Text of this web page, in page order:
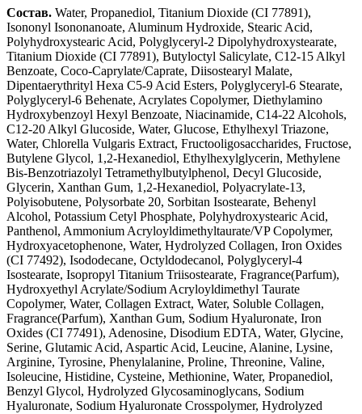
Состав. Water, Propanediol, Titanium Dioxide (CI 77891),
Isononyl Isononanoate, Aluminum Hydroxide, Stearic Acid,
Polyhydroxystearic Acid, Polyglyceryl-2 Dipolyhydroxystearate,
Titanium Dioxide (CI 77891), Butyloctyl Salicylate, C12-15 Alkyl
Benzoate, Coco-Caprylate/Caprate, Diisostearyl Malate,
Dipentaerythrityl Hexa C5-9 Acid Esters, Polyglyceryl-6 Stearate,
Polyglyceryl-6 Behenate, Acrylates Copolymer, Diethylamino
Hydroxybenzoyl Hexyl Benzoate, Niacinamide, C14-22 Alcohols,
C12-20 Alkyl Glucoside, Water, Glucose, Ethylhexyl Triazone,
Water, Chlorella Vulgaris Extract, Fructooligosaccharides, Fructose,
Butylene Glycol, 1,2-Hexanediol, Ethylhexylglycerin, Methylene
Bis-Benzotriazolyl Tetramethylbutylphenol, Decyl Glucoside,
Glycerin, Xanthan Gum, 1,2-Hexanediol, Polyacrylate-13,
Polyisobutene, Polysorbate 20, Sorbitan Isostearate, Behenyl
Alcohol, Potassium Cetyl Phosphate, Polyhydroxystearic Acid,
Panthenol, Ammonium Acryloyldimethyltaurate/VP Copolymer,
Hydroxyacetophenone, Water, Hydrolyzed Collagen, Iron Oxides
(CI 77492), Isododecane, Octyldodecanol, Polyglyceryl-4
Isostearate, Isopropyl Titanium Triisostearate, Fragrance(Parfum),
Hydroxyethyl Acrylate/Sodium Acryloyldimethyl Taurate
Copolymer, Water, Collagen Extract, Water, Soluble Collagen,
Fragrance(Parfum), Xanthan Gum, Sodium Hyaluronate, Iron
Oxides (CI 77491), Adenosine, Disodium EDTA, Water, Glycine,
Serine, Glutamic Acid, Aspartic Acid, Leucine, Alanine, Lysine,
Arginine, Tyrosine, Phenylalanine, Proline, Threonine, Valine,
Isoleucine, Histidine, Cysteine, Methionine, Water, Propanediol,
Benzyl Glycol, Hydrolyzed Glycosaminoglycans, Sodium
Hyaluronate, Sodium Hyaluronate Crosspolymer, Hydrolyzed